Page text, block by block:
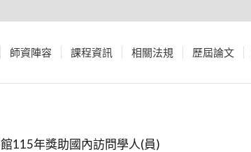
師資陣容 課程資訊 相關法規 歷屆論文
115年獎助國內訪問學人(員)